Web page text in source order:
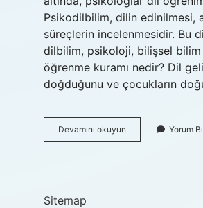
Psikodilbilim, dilin edinilmesi,
süreçlerin incelenmesidir. Bu
dilbilim, psikoloji, bilişsel
öğrenme kuramı nedir? Dil
doğduğunu ve çocukların
Devamını okuyun Psikolinguistik
Kuram
Yorum
Sitemap